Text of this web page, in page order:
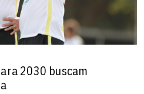
2030 buscam